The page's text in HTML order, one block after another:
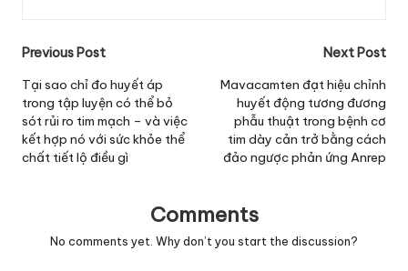
Post
navigation
Previous Post
Tại sao chỉ đo huyết áp
trong tập luyện có thể bỏ
sót rủi ro tim mạch – và việc
kết hợp nó với sức khỏe thể
chất tiết lộ điều gì
Next Post
Mavacamten đạt hiệu chỉnh
huyết động tương đương
phẫu thuật trong bệnh cơ
tim dày cản trở bằng cách
đảo ngược phản ứng Anrep
Comments
No comments yet. Why don’t you start the discussion?